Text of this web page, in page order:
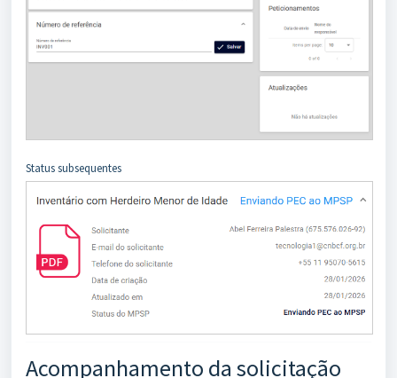
Status subsequentes
Acompanhamento da solicitação